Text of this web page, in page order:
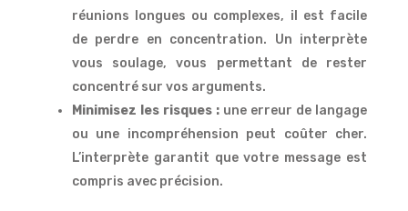
réunions longues ou complexes, il est facile
de perdre en concentration. Un interprète
vous soulage, vous permettant de rester
concentré sur vos arguments.
Minimisez les risques :une erreur de langage
ou une incompréhension peut coûter cher.
L’interprète garantit que votre message est
compris avec précision.